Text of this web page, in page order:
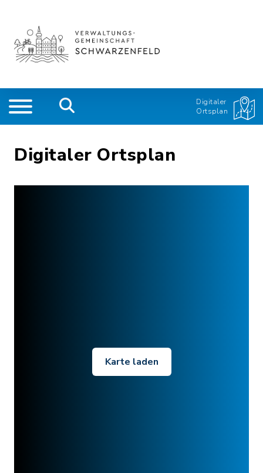
Digitaler
Ortsplan
Digitaler Ortsplan
Karte laden